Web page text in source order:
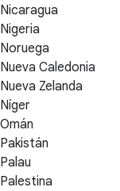
Nicaragua
Nigeria
Noruega
Nueva Caledonia
Nueva Zelanda
Níger
Omán
Pakistán
Palau
Palestina